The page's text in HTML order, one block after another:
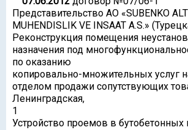
Представительство AO «SUBENKO ALT
MUHENDISLIK VE INSAAT A.S.»
Реконструкция помещения
назначения под
по оказанию
копировально-множительных услуг
отделом продажи сопутствующих
Ленинградская,
1
Устройство проемов в бутобетонных